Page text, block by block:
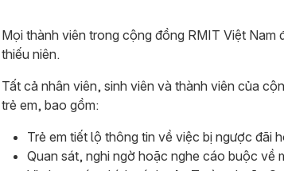
Mọi thành viên trong cộng đồng RMIT Việt
thiếu niên.
Tất cả nhân viên, sinh viên và thành viên của
trẻ em, bao gồm:
Trẻ em tiết lộ thông tin về việc bị ngược đãi
Quan sát, nghi ngờ hoặc nghe cáo buộc về